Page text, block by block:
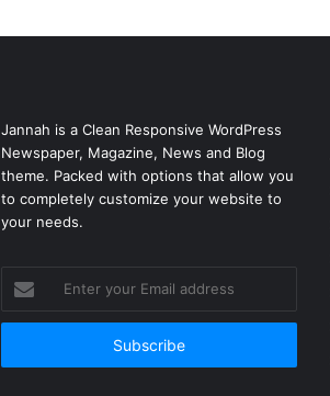
Jannah is a Clean Responsive WordPress
Newspaper, Magazine, News and Blog
theme. Packed with options that allow you
to completely customize your website to
your needs.
Enter
your
Email